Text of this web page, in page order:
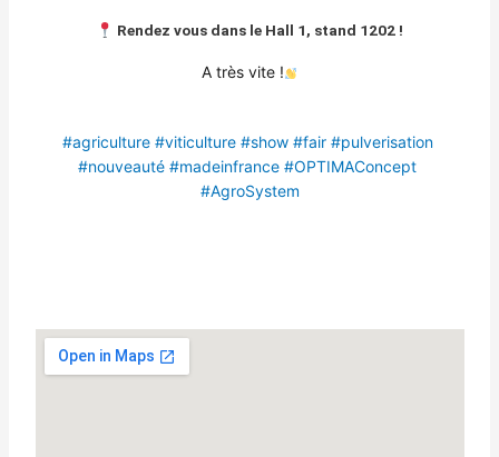
Rendez vous dans le Hall 1, stand 1202 !
A très vite !
#agriculture #viticulture #show #fair #pulverisation
#nouveauté #madeinfrance #OPTIMAConcept
#AgroSystem